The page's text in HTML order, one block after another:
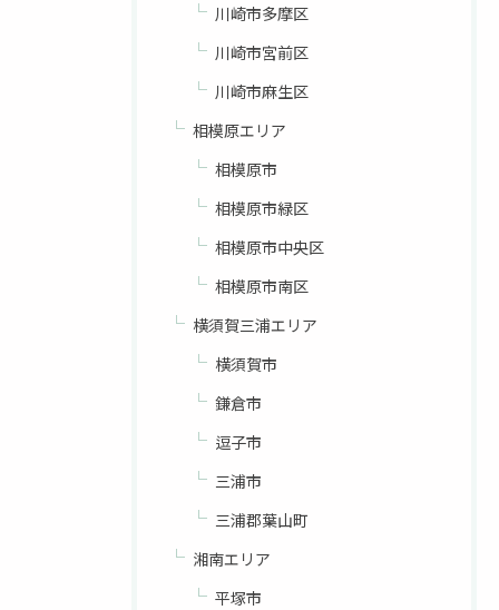
川崎市多摩区
川崎市宮前区
川崎市麻生区
相模原エリア
相模原市
相模原市緑区
相模原市中央区
相模原市南区
横須賀三浦エリア
横須賀市
鎌倉市
逗子市
三浦市
三浦郡葉山町
湘南エリア
平塚市